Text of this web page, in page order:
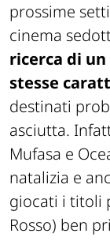
prossime
cinema
ricerca di
stesse
destinati
asciutta.
Mufasa e
natalizia e
giocati i titoli
Rosso) ben